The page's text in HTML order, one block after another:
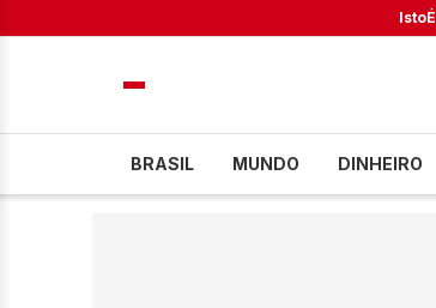
IstoÉ
BRASIL MUNDO DINHEIRO